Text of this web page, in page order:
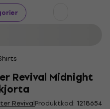
Revival Midnight
RevivalProduktkod: 1218654